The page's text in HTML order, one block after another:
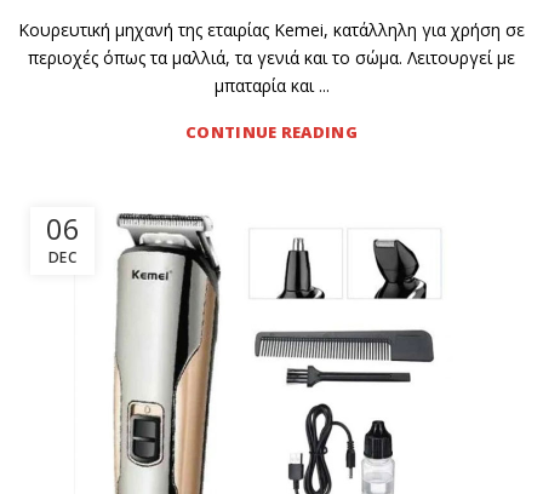
Κουρευτική μηχανή της εταιρίας Kemei, κατάλληλη για χρήση σε
περιοχές όπως τα μαλλιά, τα γενιά και το σώμα. Λειτουργεί με
μπαταρία και ...
CONTINUE READING
06
DEC